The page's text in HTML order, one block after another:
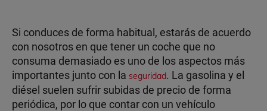
Si conduces de forma habitual, estarás de acuerdo
con nosotros en que tener un coche que no
consuma demasiado es uno de los aspectos más
importantes junto con la seguridad. La gasolina y el
diésel suelen sufrir subidas de precio de forma
periódica, por lo que contar con un vehículo